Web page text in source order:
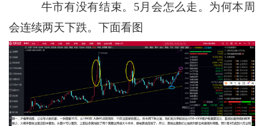
牛市有没有结束。5月会怎么走。为何本周
会连续两天下跌。下面看图